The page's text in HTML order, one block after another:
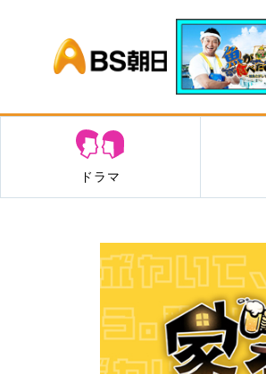
BS朝日
ドラマ